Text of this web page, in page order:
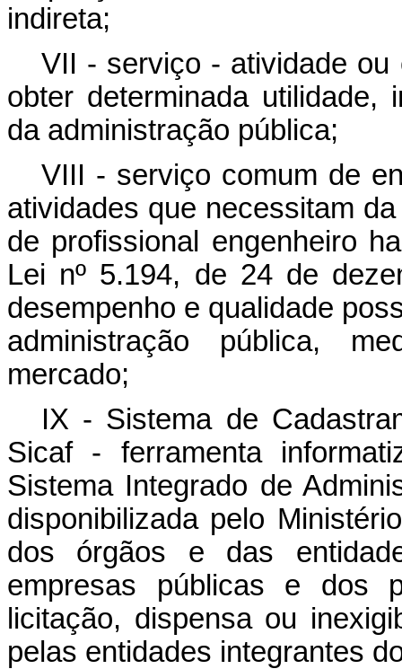
indireta;
VII - serviço - atividade ou
obter determinada utilidade,
da administração pública;
VIII - serviço comum de
atividades que necessitam
de profissional engenheiro
Lei nº 5.194, de 24 de
desempenho e qualidade
administração pública,
mercado;
IX - Sistema de
Sicaf - ferramenta
Sistema Integrado de
disponibilizada pelo
dos órgãos e das
empresas públicas e dos
licitação, dispensa ou
pelas entidades integrantes